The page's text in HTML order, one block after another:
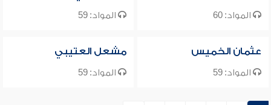
المواد: 60 المواد: 59
عثمان الخميس
المواد: 59
مشعل العتيبي
المواد: 59